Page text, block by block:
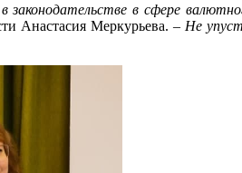
в сфере
Анастасия Меркурьева. – Не